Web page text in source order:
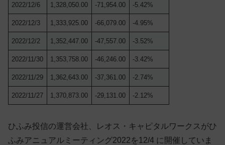
2022/12/6 1,328,050.00 -71,954.00 -5.42%
2022/12/3 1,333,925.00 -66,079.00 -4.95%
2022/12/2 1,352,447.00 -47,557.00 -3.52%
2022/11/30 1,353,758.00 -46,246.00 -3.42%
2022/11/29 1,362,643.00 -37,361.00 -2.74%
2022/11/27 1,370,873.00 -29,131.00 -2.12%
ひふみ投信の運営会社、レオス・キャピタルワークスがひ
ふみアニュアルミーティング2022を12/4 に開催していま